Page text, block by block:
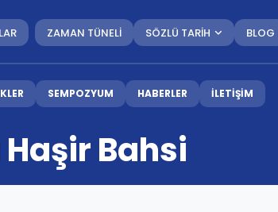
ZAMAN TÜNELİ SÖZLÜ TARİH BLOG
SEMPOZYUM HABERLER İLETİŞİM
Bahsi